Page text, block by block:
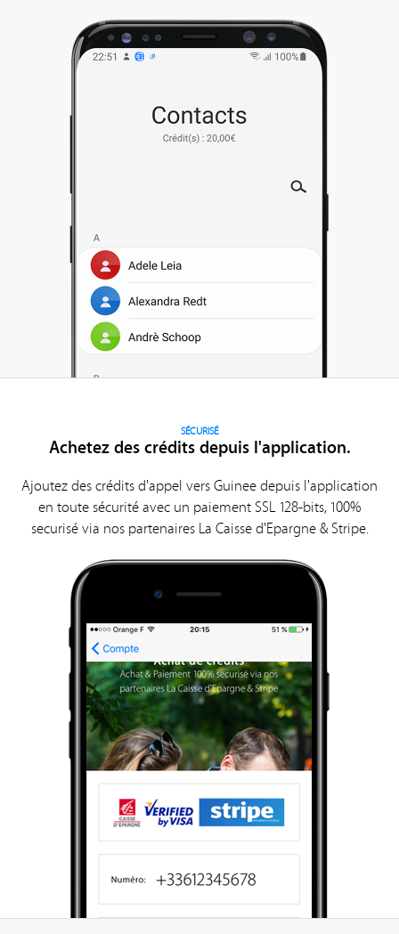
SÉCURISÉ
Achetez des crédits depuis l'application.
Ajoutez des crédits d'appel vers Guinee depuis l'application
en toute sécurité avec un paiement SSL 128-bits, 100%
securisé via nos partenaires La Caisse d'Epargne & Stripe.